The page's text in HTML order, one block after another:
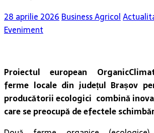
28 aprilie 2026Business Agricol
Eveniment
Proiectul european
ferme locale din județul Brașov
producătorii ecologici combină
care se preocupă de efectele